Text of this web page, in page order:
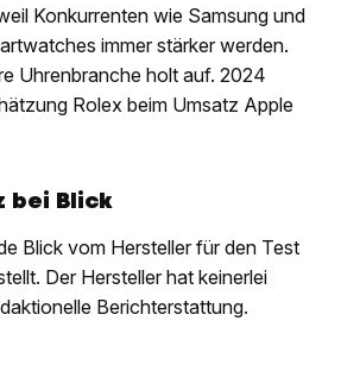
Konkurrenten wie Samsung und
immer stärker werden.
Uhrenbranche holt auf. 2024
Rolex beim Umsatz Apple
bei Blick
Blick vom Hersteller für den Test
Der Hersteller hat keinerlei
Berichterstattung.